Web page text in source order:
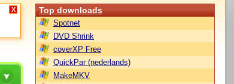
X Top downloads
Spotnet
DVD Shrink
coverXP Free
QuickPar (nederlands)
MakeMKV